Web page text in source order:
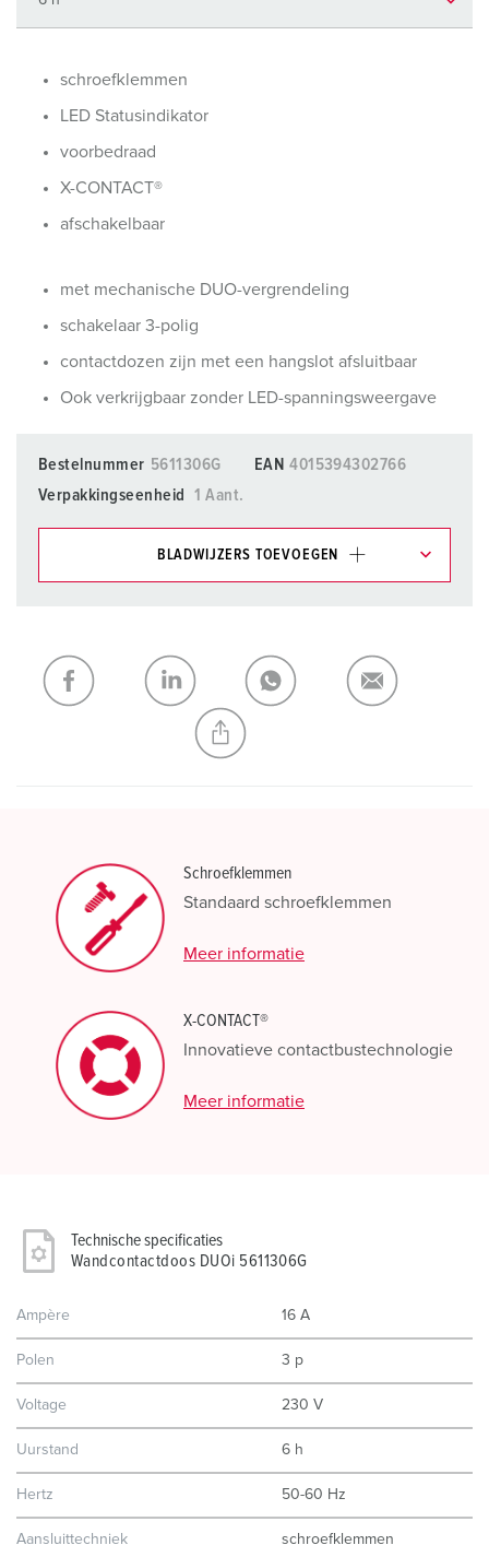
schroefklemmen
LED Statusindikator
voorbedraad
X-CONTACT®
afschakelbaar
met mechanische DUO-vergrendeling
schakelaar 3-polig
contactdozen zijn met een hangslot afsluitbaar
Ook verkrijgbaar zonder LED-spanningsweergave
Bestelnummer 5611306G EAN 4015394302766
Verpakkingseenheid
1 Aant.
BLADWIJZERS TOEVOEGEN
Mijn lijst TOEVOEGEN
NIEUW LIJST MAKEN
Schroefklemmen
Standaard schroefklemmen
Meer informatie
X-CONTACT®
Innovatieve contactbustechnologie
Meer informatie
Technische specificaties
Wandcontactdoos DUOi 5611306G
Ampère 16 A
Polen 3 p
Voltage 230 V
Uurstand 6 h
Hertz 50-60 Hz
Aansluittechniek schroefklemmen